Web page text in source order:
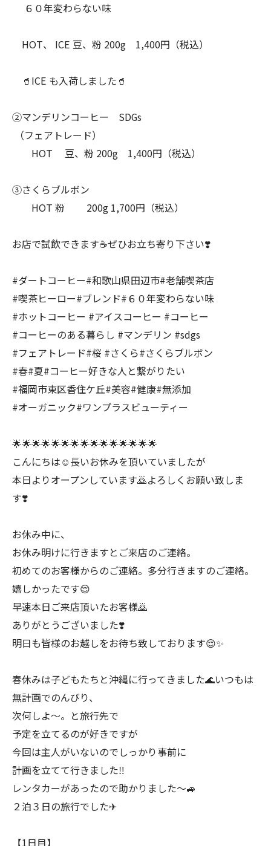
６０年変わらない味
HOT、 ICE 豆、粉 200g 1,400円（税込）
🥤ICE も入荷しました🥤
②マンデリンコーヒー SDGs
（フェアトレード）
HOT 豆、粉 200g 1,400円（税込）
③さくらブルボン
HOT 粉 200g 1,700円（税込）
お店で試飲できます☕ぜひお立ち寄り下さい❣️
#ダートコーヒー#和歌山県田辺市#老舗喫茶店
#喫茶ヒーロー#ブレンド#６０年変わらない味
#ホットコーヒー #アイスコーヒー #コーヒー
#コーヒーのある暮らし #マンデリン #sdgs
#フェアトレード#桜 #さくら#さくらブルボン
#春#夏#コーヒー好きな人と繋がりたい
#福岡市東区香住ケ丘#美容#健康#無添加
#オーガニック#ワンプラスビューティー
🌟🌟🌟🌟🌟🌟🌟🌟🌟🌟🌟🌟🌟🌟🌟
こんにちは☺️長いお休みを頂いていましたが
本日よりオープンしています🙇よろしくお願い致しま
す❣️
お休み中に、
お休み明けに行きますとご来店のご連絡。
初めてのお客様からのご連絡。多分行きますのご連絡。
嬉しかったです😌
早速本日ご来店頂いたお客様🙇
ありがとうございました❣️
明日も皆様のお越しをお待ち致しております😌✨
春休みは子どもたちと沖縄に行ってきました🌊いつもは
無計画でのんびり、
次何しよ〜。と旅行先で
予定を立てるのが好きですが
今回は主人がいないのでしっかり事前に
計画を立てて行きました‼️
レンタカーがあったので助かりました〜🚙
２泊３日の旅行でした✈
【1日目】